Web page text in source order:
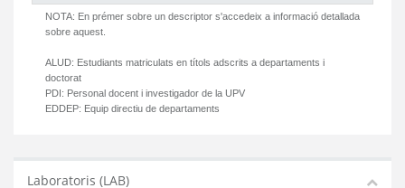
NOTA: En prémer sobre un descriptor s'accedeix a informació detallada
sobre aquest.
ALUD: Estudiants matriculats en títols adscrits a departaments i
doctorat
PDI: Personal docent i investigador de la UPV
EDDEP: Equip directiu de departaments
Laboratoris (LAB)